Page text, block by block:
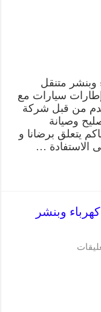
وبنشر متنقل
سيارات مع
من قبل شركة
وصيانة
يتعلق برضانا و
الاستفادة …
99009551 كراج كهرباء وبنشر